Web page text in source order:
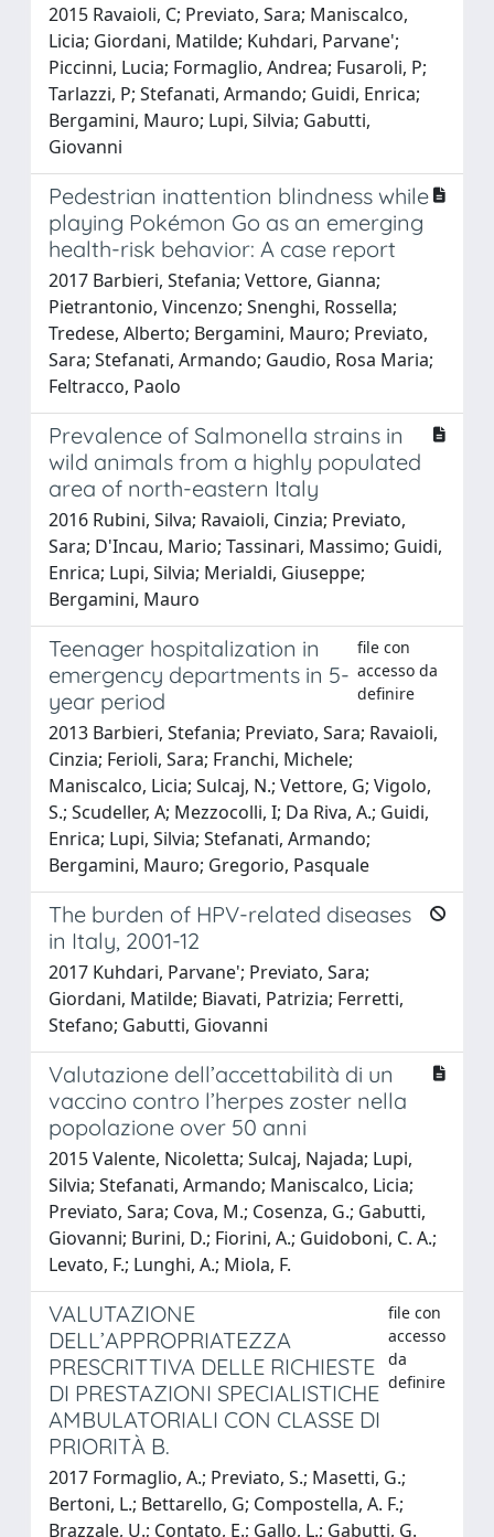
2015 Ravaioli, C; Previato, Sara; Maniscalco,
Licia; Giordani, Matilde; Kuhdari, Parvane';
Piccinni, Lucia; Formaglio, Andrea; Fusaroli, P;
Tarlazzi, P; Stefanati, Armando; Guidi, Enrica;
Bergamini, Mauro; Lupi, Silvia; Gabutti,
Giovanni
Pedestrian inattention blindness while
playing Pokémon Go as an emerging
health-risk behavior: A case report
2017 Barbieri, Stefania; Vettore, Gianna;
Pietrantonio, Vincenzo; Snenghi, Rossella;
Tredese, Alberto; Bergamini, Mauro; Previato,
Sara; Stefanati, Armando; Gaudio, Rosa Maria;
Feltracco, Paolo
Prevalence of Salmonella strains in
wild animals from a highly populated
area of north-eastern Italy
2016 Rubini, Silva; Ravaioli, Cinzia; Previato,
Sara; D'Incau, Mario; Tassinari, Massimo; Guidi,
Enrica; Lupi, Silvia; Merialdi, Giuseppe;
Bergamini, Mauro
Teenager hospitalization in
emergency departments in 5-
year period
file con
accesso da
definire
2013 Barbieri, Stefania; Previato, Sara; Ravaioli,
Cinzia; Ferioli, Sara; Franchi, Michele;
Maniscalco, Licia; Sulcaj, N.; Vettore, G; Vigolo,
S.; Scudeller, A; Mezzocolli, I; Da Riva, A.; Guidi,
Enrica; Lupi, Silvia; Stefanati, Armando;
Bergamini, Mauro; Gregorio, Pasquale
The burden of HPV-related diseases
in Italy, 2001-12
2017 Kuhdari, Parvane'; Previato, Sara;
Giordani, Matilde; Biavati, Patrizia; Ferretti,
Stefano; Gabutti, Giovanni
Valutazione dell’accettabilità di un
vaccino contro l’herpes zoster nella
popolazione over 50 anni
2015 Valente, Nicoletta; Sulcaj, Najada; Lupi,
Silvia; Stefanati, Armando; Maniscalco, Licia;
Previato, Sara; Cova, M.; Cosenza, G.; Gabutti,
Giovanni; Burini, D.; Fiorini, A.; Guidoboni, C. A.;
Levato, F.; Lunghi, A.; Miola, F.
VALUTAZIONE
DELL’APPROPRIATEZZA
PRESCRITTIVA DELLE RICHIESTE
DI PRESTAZIONI SPECIALISTICHE
AMBULATORIALI CON CLASSE DI
PRIORITÀ B.
file con
accesso
da
definire
2017 Formaglio, A.; Previato, S.; Masetti, G.;
Bertoni, L.; Bettarello, G; Compostella, A. F.;
Brazzale, U.; Contato, E.; Gallo, L.; Gabutti, G.